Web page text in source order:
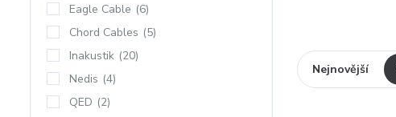
Nejnovější
Eagle Cable (6)
Chord Cables (5)
Inakustik (20)
Nedis (4)
QED (2)